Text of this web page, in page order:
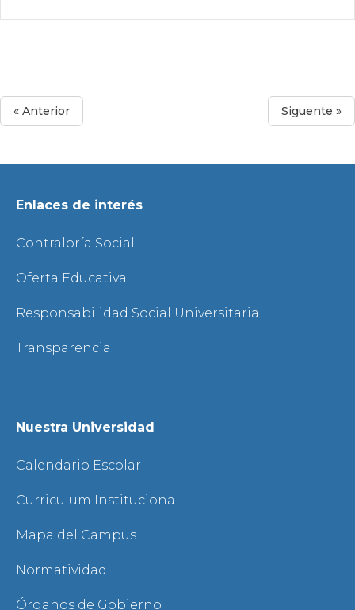
« Anterior Siguente »
Enlaces de interés
Contraloría Social
Oferta Educativa
Responsabilidad Social Universitaria
Transparencia
Nuestra Universidad
Calendario Escolar
Curriculum Institucional
Mapa del Campus
Normatividad
Órganos de Gobierno